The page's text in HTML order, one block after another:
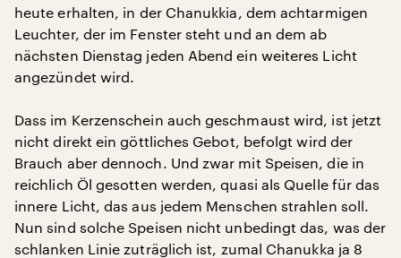
heute erhalten, in der Chanukkia, dem achtarmigen
Leuchter, der im Fenster steht und an dem ab
nächsten Dienstag jeden Abend ein weiteres Licht
angezündet wird.
Dass im Kerzenschein auch geschmaust wird, ist jetzt
nicht direkt ein göttliches Gebot, befolgt wird der
Brauch aber dennoch. Und zwar mit Speisen, die in
reichlich Öl gesotten werden, quasi als Quelle für das
innere Licht, das aus jedem Menschen strahlen soll.
Nun sind solche Speisen nicht unbedingt das, was der
schlanken Linie zuträglich ist, zumal Chanukka ja 8